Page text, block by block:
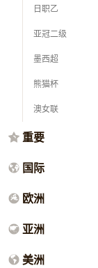
日职乙
亚冠二级
墨西超
熊猫杯
澳女联
重要
国际
欧洲
亚洲
美洲